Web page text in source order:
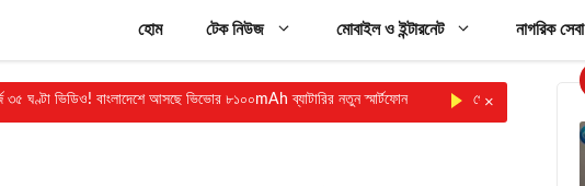
হোম টেক নিউজ মোবাইল ও ইন্টারনেট নাগরিক সেবা
ভিডিও! বাংলাদেশে আসছে ভিভোর ৮১০০mAh ব্যাটারির নতুন স্মার্টফোন পেশাজীবীদের জন্য টেলিটকের
×